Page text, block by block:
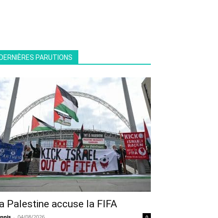
PARUTIONS
Palestine accuse la FIFA